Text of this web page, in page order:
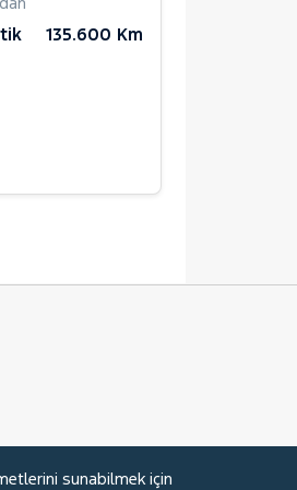
135.600 Km
sunabilmek için